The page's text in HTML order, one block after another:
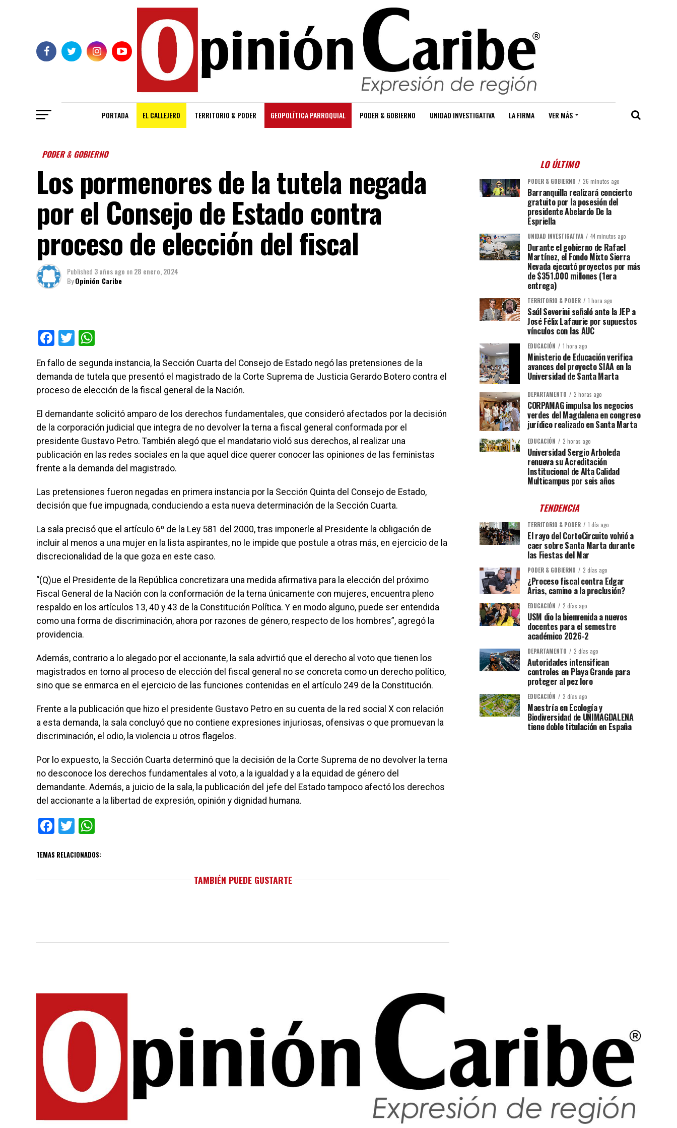
PORTADA EL CALLEJERO TERRITORIO & PODER GEOPOLÍTICA PARROQUIAL PODER & GOBIERNO UNIDAD INVESTIGATIVA LA FIRMA VER MÁS
PODER & GOBIERNO
Los pormenores de la tutela negada
por el Consejo de Estado contra
proceso de elección del fiscal
Published 3 años ago on28 enero, 2024
ByOpinión Caribe
Facebook
Twitter
En fallo de segunda instancia, la Sección Cuarta del Consejo de Estado negó las pretensiones de la
demanda de tutela que presentó el magistrado de la Corte Suprema de Justicia Gerardo Botero contra el
proceso de elección de la fiscal general de la Nación.
El demandante solicitó amparo de los derechos fundamentales, que consideró afectados por la decisión
de la corporación judicial que integra de no devolver la terna a fiscal general conformada por el
presidente Gustavo Petro. También alegó que el mandatario violó sus derechos, al realizar una
publicación en las redes sociales en la que aquel dice querer conocer las opiniones de las feministas
frente a la demanda del magistrado.
Las pretensiones fueron negadas en primera instancia por la Sección Quinta del Consejo de Estado,
decisión que fue impugnada, conduciendo a esta nueva determinación de la Sección Cuarta.
La sala precisó que el artículo 6º de la Ley 581 del 2000, tras imponerle al Presidente la obligación de
incluir al menos a una mujer en la lista aspirantes, no le impide que postule a otras más, en ejercicio de la
discrecionalidad de la que goza en este caso.
“(Q)ue el Presidente de la República concretizara una medida afirmativa para la elección del próximo
Fiscal General de la Nación con la conformación de la terna únicamente con mujeres, encuentra pleno
respaldo en los artículos 13, 40 y 43 de la Constitución Política. Y en modo alguno, puede ser entendida
como una forma de discriminación, ahora por razones de género, respecto de los hombres”, agregó la
providencia.
Además, contrario a lo alegado por el accionante, la sala advirtió que el derecho al voto que tienen los
magistrados en torno al proceso de elección del fiscal general no se concreta como un derecho político,
sino que se enmarca en el ejercicio de las funciones contenidas en el artículo 249 de la Constitución.
Frente a la publicación que hizo el presidente Gustavo Petro en su cuenta de la red social X con relación
a esta demanda, la sala concluyó que no contiene expresiones injuriosas, ofensivas o que promuevan la
discriminación, el odio, la violencia u otros flagelos.
Por lo expuesto, la Sección Cuarta determinó que la decisión de la Corte Suprema de no devolver la terna
no desconoce los derechos fundamentales al voto, a la igualdad y a la equidad de género del
demandante. Además, a juicio de la sala, la publicación del jefe del Estado tampoco afectó los derechos
del accionante a la libertad de expresión, opinión y dignidad humana.
Facebook
Twitter
TEMAS RELACIONADOS:
TAMBIÉN PUEDE GUSTARTE
LO ÚLTIMO
PODER & GOBIERNO 26 minutos ago
Barranquilla realizará concierto
gratuito por la posesión del
presidente Abelardo De la
Espriella
UNIDAD INVESTIGATIVA 44 minutos ago
Durante el gobierno de Rafael
Martínez, el Fondo Mixto Sierra
Nevada ejecutó proyectos por más
de $351.000 millones (1era
entrega)
TERRITORIO & PODER 1 hora ago
Saúl Severini señaló ante la JEP a
José Félix Lafaurie por supuestos
vínculos con las AUC
EDUCACIÓN 1 hora ago
Ministerio de Educación verifica
avances del proyecto SIAA en la
Universidad de Santa Marta
DEPARTAMENTO 2 horas ago
CORPAMAG impulsa los negocios
verdes del Magdalena en congreso
jurídico realizado en Santa Marta
EDUCACIÓN 2 horas ago
Universidad Sergio Arboleda
renueva su Acreditación
Institucional de Alta Calidad
Multicampus por seis años
TENDENCIA
TERRITORIO & PODER 1 día ago
El rayo del CortoCircuito volvió a
caer sobre Santa Marta durante
las Fiestas del Mar
PODER & GOBIERNO 2 días ago
¿Proceso fiscal contra Edgar
Arias, camino a la preclusión?
EDUCACIÓN 2 días ago
USM dio la bienvenida a nuevos
docentes para el semestre
académico 2026-2
DEPARTAMENTO 2 días ago
Autoridades intensifican
controles en Playa Grande para
proteger al pez loro
EDUCACIÓN 2 días ago
Maestría en Ecología y
Biodiversidad de UNIMAGDALENA
tiene doble titulación en España